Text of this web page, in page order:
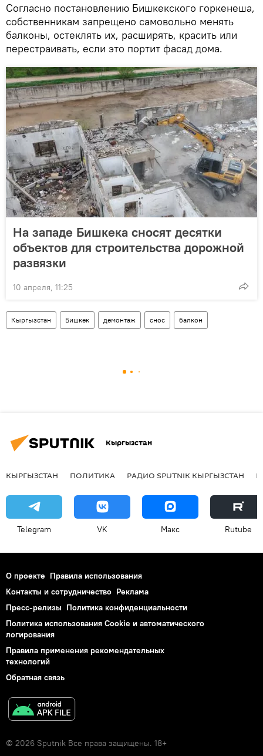
Согласно постановлению Бишкекского горкенеша,
собственникам запрещено самовольно менять
балконы, остеклять их, расширять, красить или
перестраивать, если это портит фасад дома.
На западе Бишкека сносят десятки
объектов для строительства дорожной
развязки
10 апреля, 11:25
Кыргызстан Бишкек демонтаж снос балкон
Кыргызстан
КЫРГЫЗСТАН ПОЛИТИКА РАДИО SPUTNIK КЫРГЫЗСТАН
Telegram VK Макс Rutube
О проекте Правила использования
Контакты и сотрудничество Реклама
Пресс-релизы Политика конфиденциальности
Политика использования Cookie и автоматического
логирования
Правила применения рекомендательных
технологий
Обратная связь
© 2026 Sputnik Все права защищены. 18+